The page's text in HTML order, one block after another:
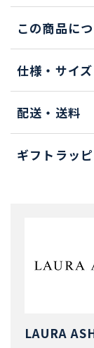
この商品に
仕様・サイズ
配送・送料
ギフトラッ
LAURA